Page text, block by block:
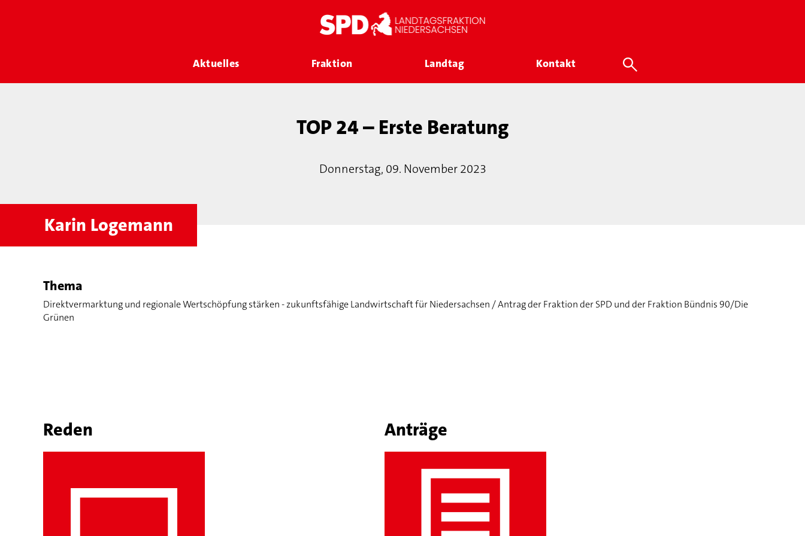
Aktuelles Fraktion Landtag Kontakt
TOP 24 – Erste Beratung
Donnerstag, 09. November 2023
Karin Logemann
Thema
Direktvermarktung und regionale Wertschöpfung stärken - zukunftsfähige Landwirtschaft für Niedersachsen / Antrag der Fraktion der SPD und der Fraktion Bündnis 90/Die
Grünen
Reden Anträge